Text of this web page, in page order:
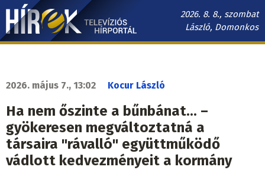
Ugrás
tartalomra
2026. 8. 8., szombat
László, Domonkos
Hírek.sk
navigáció
2026. május 7., 13:02 Kocur László
Ha nem őszinte a bűnbánat... –
gyökeresen megváltoztatná a
társaira "rávalló" együttműködő
vádlott kedvezményeit a kormány